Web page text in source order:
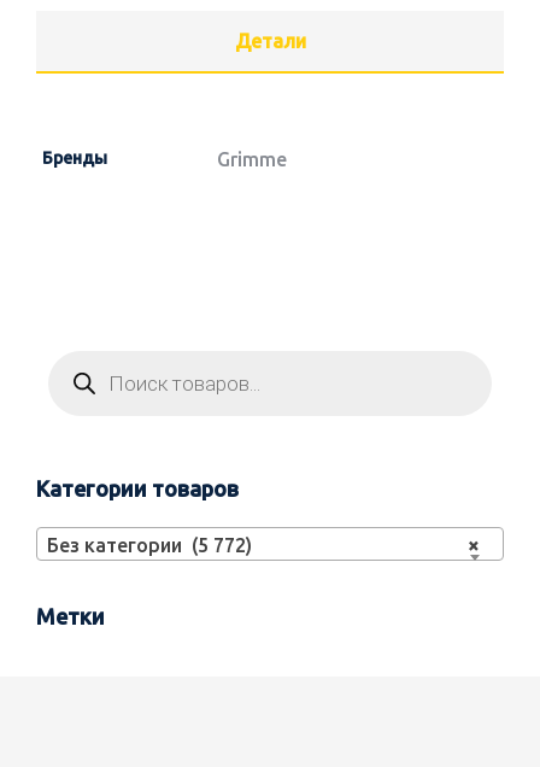
Детали
Бренды Grimme
Категории товаров
×
Без категории (5 772)
Метки